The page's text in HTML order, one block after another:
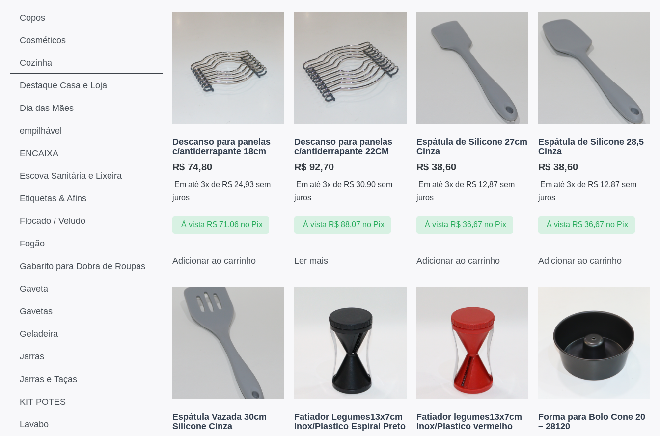
Copos
Cosméticos
Cozinha
Destaque Casa e Loja
Dia das Mães
empilhável
ENCAIXA
Escova Sanitária e Lixeira
Etiquetas & Afins
Flocado / Veludo
Fogão
Gabarito para Dobra de Roupas
Gaveta
Gavetas
Geladeira
Jarras
Jarras e Taças
KIT POTES
Lavabo
Descanso para panelas
c/antiderrapante 18cm
R$ 74,80
Em até 3x de R$ 24,93 sem
juros
À vista R$71,06 no Pix
Adicionar ao carrinho
Descanso para panelas
c/antiderrapante 22CM
R$ 92,70
Em até 3x de R$ 30,90 sem
juros
À vista R$88,07 no Pix
Ler mais
Espátula de Silicone 27cm
Cinza
R$38,60
Em até 3x de R$12,87 sem
juros
À vista R$ 36,67 no Pix
Adicionar ao carrinho
Espátula de Silicone 28,5
Cinza
R$38,60
Em até 3x de R$12,87 sem
juros
À vista R$ 36,67 no Pix
Adicionar ao carrinho
Espátula Vazada 30cm
Silicone Cinza
Fatiador Legumes13x7cm
Inox/Plastico Espiral Preto
Fatiador legumes13x7cm
Inox/Plastico vermelho
Forma para Bolo Cone 20
– 28120